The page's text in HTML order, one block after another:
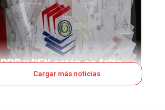
PDP y PEN están en falta
Cargar más noticias